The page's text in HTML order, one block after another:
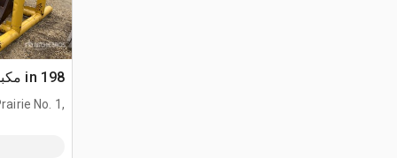
198 in مكبس جرار
No. 1,